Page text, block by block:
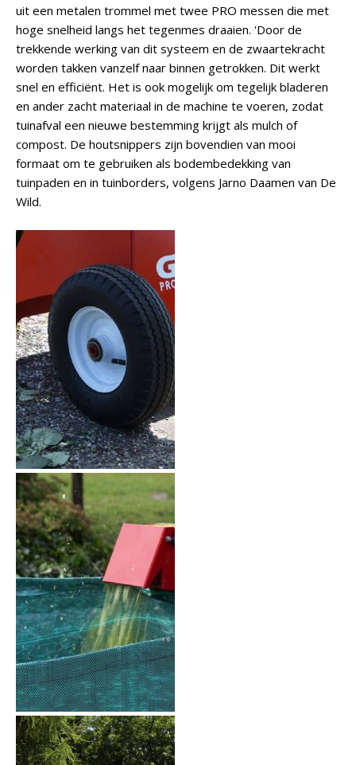
uit een metalen trommel met twee PRO messen die met
hoge snelheid langs het tegenmes draaien. 'Door de
trekkende werking van dit systeem en de zwaartekracht
worden takken vanzelf naar binnen getrokken. Dit werkt
snel en efficiënt. Het is ook mogelijk om tegelijk bladeren
en ander zacht materiaal in de machine te voeren, zodat
tuinafval een nieuwe bestemming krijgt als mulch of
compost. De houtsnippers zijn bovendien van mooi
formaat om te gebruiken als bodembedekking van
tuinpaden en in tuinborders, volgens Jarno Daamen van De
Wild.